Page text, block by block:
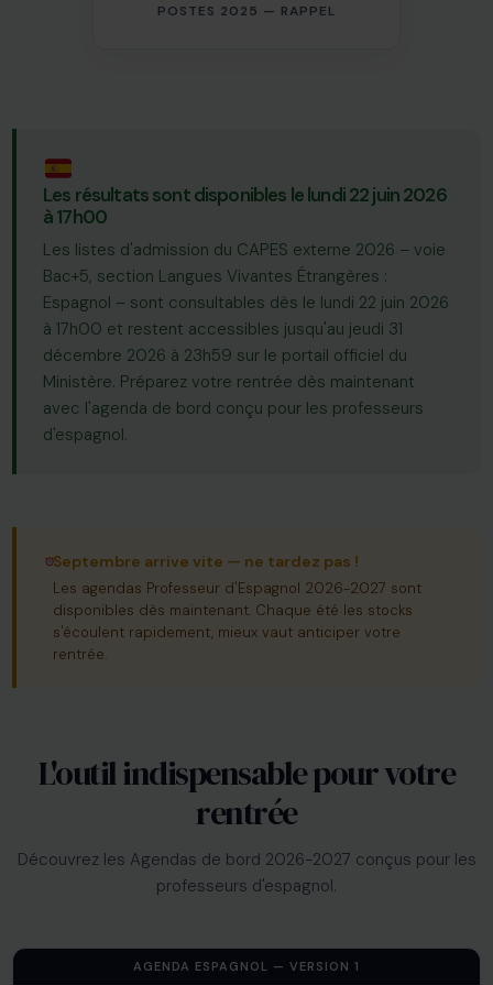
POSTES 2025 — RAPPEL
Les résultats sont disponibles le lundi 22 juin 2026
à 17h00
Les listes d'admission du CAPES externe 2026 – voie
Bac+5, section Langues Vivantes Étrangères :
Espagnol – sont consultables dès le lundi 22 juin 2026
à 17h00 et restent accessibles jusqu'au jeudi 31
décembre 2026 à 23h59 sur le portail officiel du
Ministère. Préparez votre rentrée dès maintenant
avec l'agenda de bord conçu pour les professeurs
d'espagnol.
Septembre arrive vite — ne tardez pas !
Les agendas Professeur d'Espagnol 2026-2027 sont
disponibles dès maintenant. Chaque été les stocks
s'écoulent rapidement, mieux vaut anticiper votre
rentrée.
L'outil indispensable pour votre
rentrée
Découvrez les Agendas de bord 2026-2027 conçus pour les
professeurs d'espagnol.
AGENDA ESPAGNOL — VERSION 1